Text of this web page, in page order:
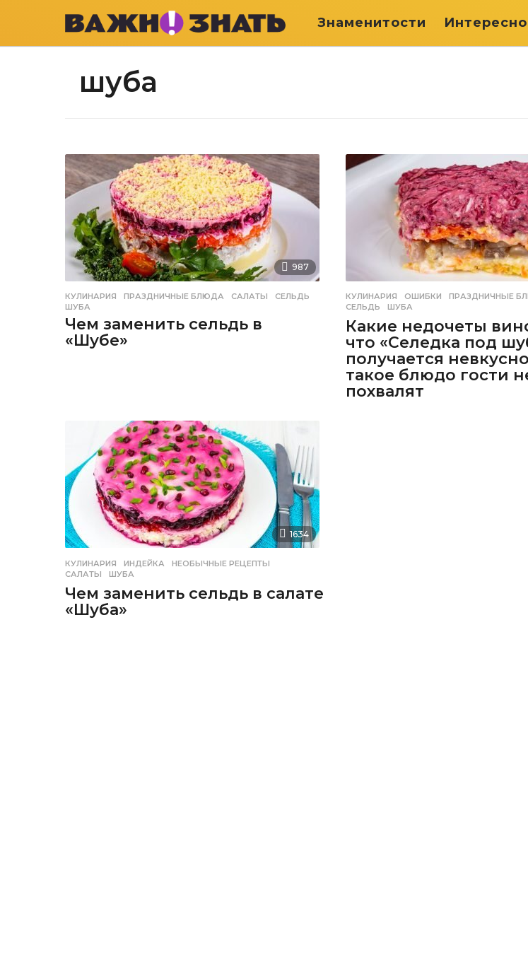
Знаменитости
шуба
987
КУЛИНАРИЯ ПРАЗДНИЧНЫЕ БЛЮДА ,САЛАТЫ ,СЕЛЬДЬ
ШУБА
Чем заменить сельдь в
«Шубе»
КУЛИНАРИЯ ОШИБКИ ,ПРАЗДНИЧНЫЕ
СЕЛЬДЬ
,ШУБА
Какие недочеты
что «Селедка под
получается
такое блюдо гости
похвалят
1634
КУЛИНАРИЯ ИНДЕЙКА ,НЕОБЫЧНЫЕ РЕЦЕПТЫ
САЛАТЫ
,ШУБА
Чем заменить сельдь в салате
«Шуба»